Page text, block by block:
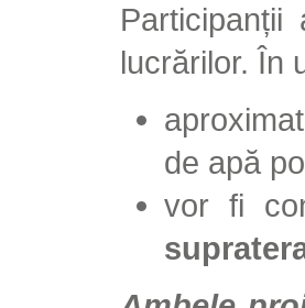
lucrărilor. În
de apă
vor fi